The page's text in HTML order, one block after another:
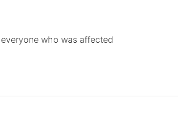
who was affected